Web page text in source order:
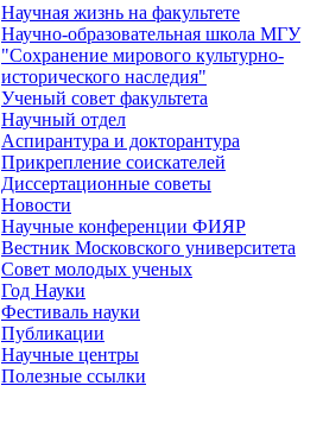
Научная жизнь на факультете
Научно-образовательная школа МГУ
"Сохранение мирового культурно-
исторического наследия"
Ученый совет факультета
Научный отдел
Аспирантура и докторантура
Прикрепление соискателей
Диссертационные советы
Новости
Научные конференции ФИЯР
Вестник Московского университета
Совет молодых ученых
Год Науки
Фестиваль науки
Публикации
Научные центры
Полезные ссылки